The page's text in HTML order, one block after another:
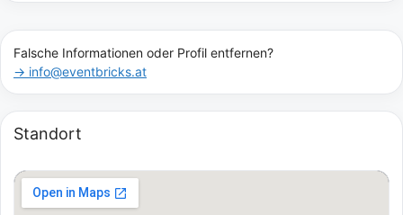
Falsche Informationen oder Profil entfernen?
→ info@eventbricks.at
Standort